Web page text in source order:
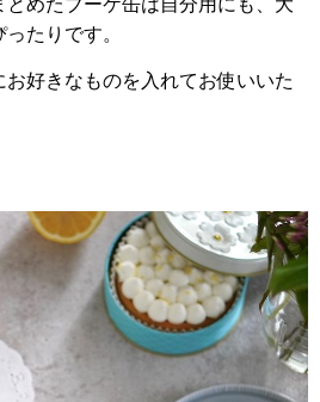
めたブーケ缶は自分用にも、大
たりです。
好きなものを入れてお使いいた